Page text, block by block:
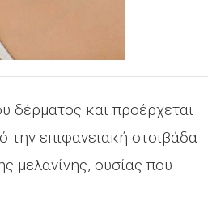
δέρματος και προέρχεται
την επιφανειακή στοιβάδα
μελανίνης, ουσίας που